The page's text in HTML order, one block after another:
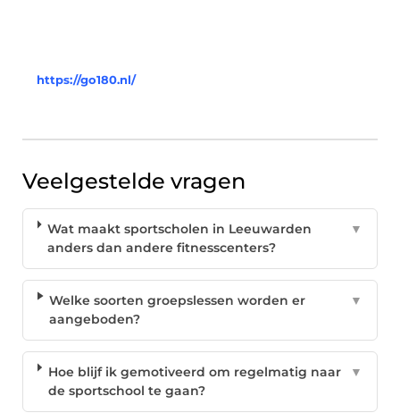
https://go180.nl/
Veelgestelde vragen
Wat maakt sportscholen in Leeuwarden
anders dan andere fitnesscenters?
▼
Welke soorten groepslessen worden er
aangeboden?
▼
Hoe blijf ik gemotiveerd om regelmatig naar
de sportschool te gaan?
▼